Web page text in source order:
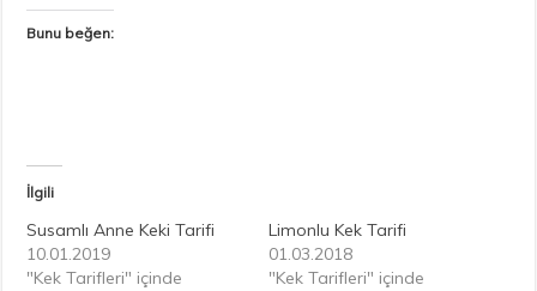
Bunu beğen:
İlgili
Susamlı Anne Keki Tarifi
10.01.2019
"Kek Tarifleri" içinde
Limonlu Kek Tarifi
01.03.2018
"Kek Tarifleri" içinde